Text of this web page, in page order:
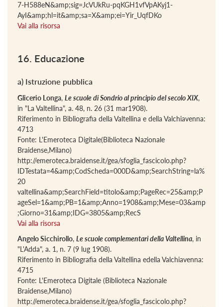
7-H588eN&amp;sig=JcVUkRu-pqKGH1vfVpAKyj1-
AyI&amp;hl=it&amp;sa=X&amp;ei=Yir_UqfDKo
Vai alla risorsa
16. Educazione
a) Istruzione pubblica
Glicerio Longa, Le scuole di Sondrio al principio del secolo XIX,
in "La Valtellina", a. 48, n. 26 (31 mar1908).
Riferimento in Bibliografia della Valtellina e della Valchiavenna:
4713
Fonte: L'Emeroteca Digitale(Biblioteca Nazionale
Braidense,Milano)
http://emeroteca.braidense.it/gea/sfoglia_fascicolo.php?
IDTestata=4&amp;CodScheda=000D&amp;SearchString=la%
20
valtellina&amp;SearchField=titolo&amp;PageRec=25&amp;P
ageSel=1&amp;PB=1&amp;Anno=1908&amp;Mese=03&amp
;Giorno=31&amp;IDG=3805&amp;RecS
Vai alla risorsa
Angelo Sicchirollo, Le scuole complementari della Valtellina, in
"L'Adda", a. 1, n. 7 (9 lug 1908).
Riferimento in Bibliografia della Valtellina edella Valchiavenna:
4715
Fonte: L'Emeroteca Digitale (Biblioteca Nazionale
Braidense,Milano)
http://emeroteca.braidense.it/gea/sfoglia_fascicolo.php?